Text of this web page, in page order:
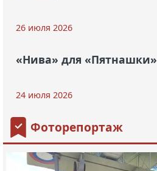
26 июля 2026
«Нива» для «Пятнашки»
24 июля 2026
Фоторепортаж